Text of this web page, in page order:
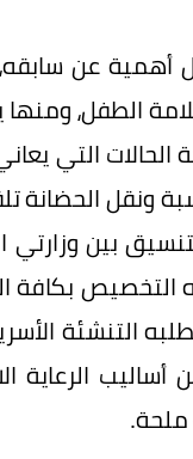
أهمية عن
الطفل، ومنها
الحالات التي
ونقل الحضانة
بين
بكافة
التنشئة
أساليب
ملحة.